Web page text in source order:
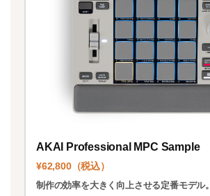
AKAI Professional MPC Sample
¥62,800（税込）
制作の効率を大きく向上させる定番モデル。